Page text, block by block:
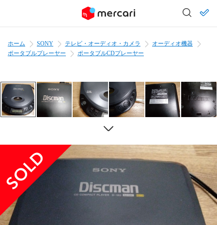
ホーム SONY テレビ・オーディオ・カメラ
オーディオ機器
ポータブルプレーヤー
ポータブルCDプレーヤー